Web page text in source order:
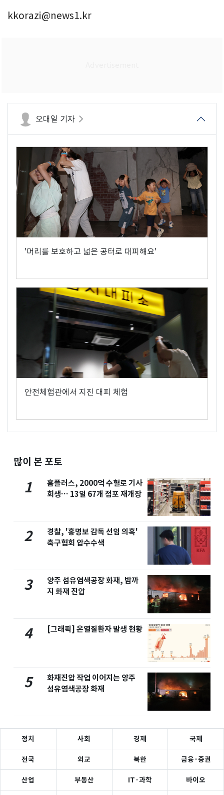
kkorazi@news1.kr
오대일 기자
'머리를 보호하고 넓은 공터로 대피해요'
안전체험관에서 지진 대피 체험
많이 본 포토
1
홈플러스, 2000억 수혈로 기사
회생… 13일 67개 점포 재개장
2
경찰, '홍명보 감독 선임 의혹'
축구협회 압수수색
3
양주 섬유염색공장 화재, 밤까
지 화재 진압
4 [그래픽] 온열질환자 발생 현황
5
화재진압 작업 이어지는 양주
섬유염색공장 화재
정치 사회 경제 국제
전국 외교 북한 금융·증권
산업 부동산 IT·과학 바이오